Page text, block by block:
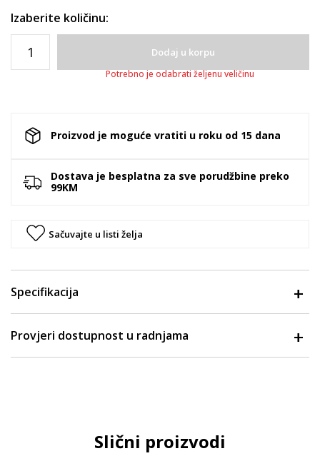
Izaberite količinu:
Dodaj u korpu
Potrebno je odabrati željenu veličinu
Proizvod je moguće vratiti u roku od 15 dana
Dostava je besplatna za sve porudžbine preko
99KM
Sačuvajte u listi želja
Specifikacija
Provjeri dostupnost u radnjama
Slični proizvodi